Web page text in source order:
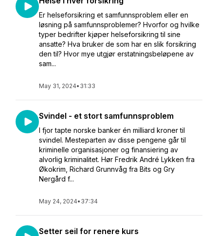
Er helseforsikring et samfunnsproblem eller en
løsning på samfunnsproblemer? Hvorfor og hvilke
typer bedrifter kjøper helseforsikring til sine
ansatte? Hva bruker de som har en slik forsikring
den til? Hvor mye utgjør erstatningsbeløpene av
sam...
May 31, 2024• 31:33
Svindel - et stort samfunnsproblem
I fjor tapte norske banker én milliard kroner til
svindel. Mesteparten av disse pengene går til
kriminelle organisasjoner og finansiering av
alvorlig kriminalitet. Hør Fredrik André Lykken fra
Økokrim, Richard Grunnvåg fra Bits og Gry
Nergård f...
May 24, 2024• 37:34
Setter seil for renere kurs